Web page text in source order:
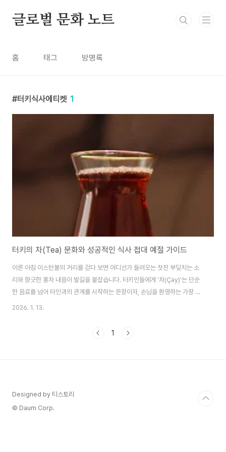
글로벌 문화 노트
홈 태그 방명록
터키식사에티켓 1
터키의 차(Tea) 문화와 성공적인 식사 접대 예절 가이드
이른 아침 이스탄불의 거리를 걷다 보면 어디선가 들려오는 찻잔 부딪치는 소
리와 향긋한 홍차 내음이 발길을 붙잡습니다. 터키인들에게 '차(Çay)'는 단순
한 음료를 넘어 타인과의 관계를 시작하는 문장이자, 손님을 환영하는 가장 따
뜻한 인사의 언어입니다. "차 한 잔 마시지 않겠냐"는 제안을 거절하는 것은 터
니다. 오늘은 아시아와 유럽의 매력이 공존하는 터키에서 비즈니스 신뢰를 쌓
2026. 1. 13.
1
Designed by 티스토리
© Daum Corp.